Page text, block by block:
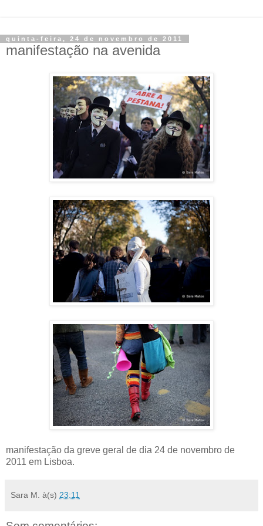
quinta-feira, 24 de novembro de 2011
manifestação na avenida
manifestação da greve geral de dia 24 de novembro de
2011 em Lisboa.
Sara M. à(s) 23:11